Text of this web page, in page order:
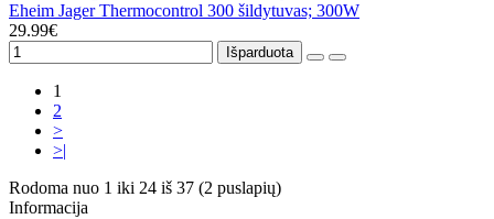
Eheim Jager Thermocontrol 300 šildytuvas; 300W
29.99€
Išparduota
1
2
>
>|
Rodoma nuo 1 iki 24 iš 37 (2 puslapių)
Informacija